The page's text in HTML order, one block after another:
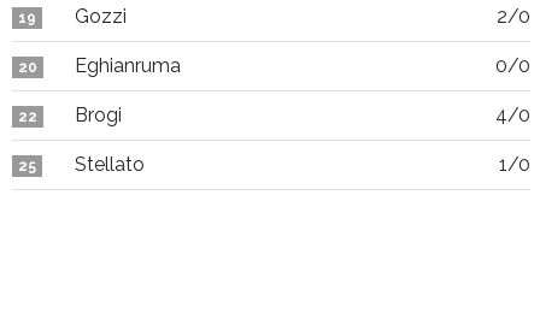
19 Gozzi 2/0
20 Eghianruma 0/0
22 Brogi 4/0
25 Stellato 1/0